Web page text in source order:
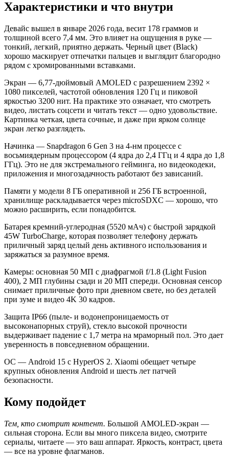
Характеристики и что внутри
Девайс вышел в январе 2026 года, весит 178 граммов и
толщиной всего 7,4 мм. Это влияет на ощущения в руке —
тонкий, легкий, приятно держать. Черный цвет (Black)
хорошо маскирует отпечатки пальцев и выглядит благородно
рядом с хромированными вставками.
Экран — 6,77-дюймовый AMOLED с разрешением 2392 ×
1080 пикселей, частотой обновления 120 Гц и пиковой
яркостью 3200 нит. На практике это означает, что смотреть
видео, листать соцсети и читать текст — одно удовольствие.
Картинка четкая, цвета сочные, и даже при ярком солнце
экран легко разглядеть.
Начинка — Snapdragon 6 Gen 3 на 4-нм процессе с
восьмиядерным процессором (4 ядра до 2,4 ГГц и 4 ядра до 1,8
ГГц). Это не для экстремального гейминга, но видеокодеки,
приложения и многозадачность работают без зависаний.
Памяти у модели 8 ГБ оперативной и 256 ГБ встроенной,
хранилище раскладывается через microSDXC — хорошо, что
можно расширить, если понадобится.
Батарея кремний-углеродная (5520 мАч) с быстрой зарядкой
45W TurboCharge, которая позволяет телефону держать
приличный заряд целый день активного использования и
заряжаться за разумное время.
Камеры: основная 50 МП с диафрагмой f/1.8 (Light Fusion
400), 2 МП глубины сзади и 20 МП спереди. Основная сенсор
снимает приличные фото при дневном свете, но без деталей
при зуме и видео 4K 30 кадров.
Защита IP66 (пыле- и водонепроницаемость от
высоконапорных струй), стекло высокой прочности
выдерживает падение с 1,7 метра на мраморный пол. Это дает
уверенность в повседневном обращении.
ОС — Android 15 с HyperOS 2. Xiaomi обещает четыре
крупных обновления Android и шесть лет патчей
безопасности.
Кому подойдет
Тем, кто смотрит контент. Большой AMOLED-экран —
сильная сторона. Если вы много пиксела видео, смотрите
сериалы, читаете — это ваш аппарат. Яркость, контраст, цвета
— все на уровне флагманов.